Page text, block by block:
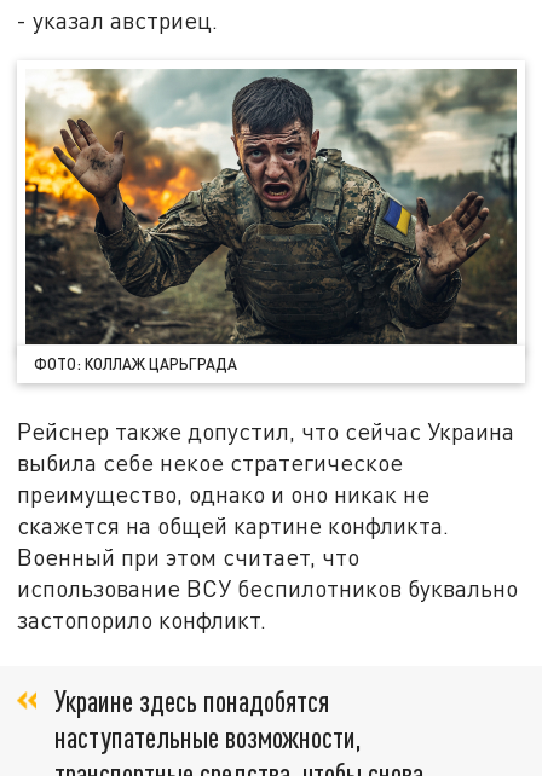
- указал австриец.
ФОТО: КОЛЛАЖ ЦАРЬГРАДА
Рейснер также допустил, что сейчас Украина
выбила себе некое стратегическое
преимущество, однако и оно никак не
скажется на общей картине конфликта.
Военный при этом считает, что
использование ВСУ беспилотников буквально
застопорило конфликт.
Украине здесь понадобятся
наступательные возможности,